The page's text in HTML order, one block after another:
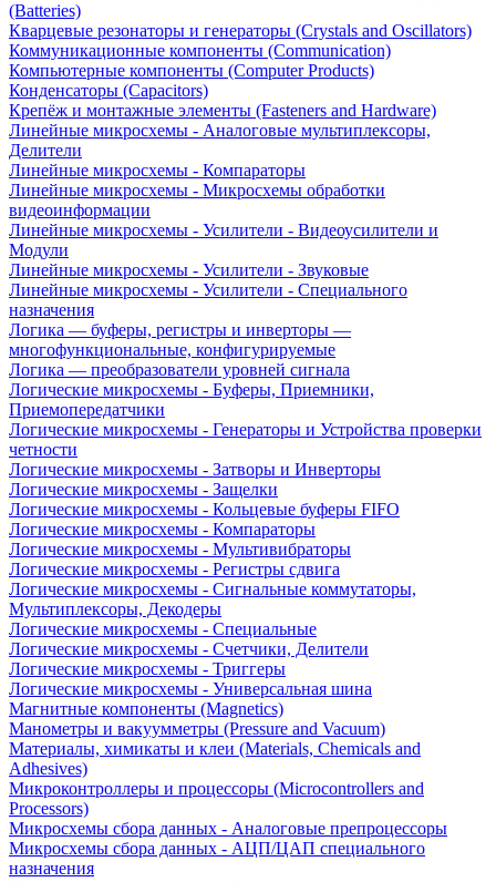
(Batteries)
Кварцевые резонаторы и генераторы (Crystals and Oscillators)
Коммуникационные компоненты (Communication)
Компьютерные компоненты (Computer Products)
Конденсаторы (Capacitors)
Крепёж и монтажные элементы (Fasteners and Hardware)
Линейные микросхемы - Аналоговые мультиплексоры,
Делители
Линейные микросхемы - Компараторы
Линейные микросхемы - Микросхемы обработки
видеоинформации
Линейные микросхемы - Усилители - Видеоусилители и
Модули
Линейные микросхемы - Усилители - Звуковые
Линейные микросхемы - Усилители - Специального
назначения
Логика — буферы, регистры и инверторы —
многофункциональные, конфигурируемые
Логика — преобразователи уровней сигнала
Логические микросхемы - Буферы, Приемники,
Приемопередатчики
Логические микросхемы - Генераторы и Устройства проверки
четности
Логические микросхемы - Затворы и Инверторы
Логические микросхемы - Защелки
Логические микросхемы - Кольцевые буферы FIFO
Логические микросхемы - Компараторы
Логические микросхемы - Мультивибраторы
Логические микросхемы - Регистры сдвига
Логические микросхемы - Сигнальные коммутаторы,
Мультиплексоры, Декодеры
Логические микросхемы - Специальные
Логические микросхемы - Счетчики, Делители
Логические микросхемы - Триггеры
Логические микросхемы - Универсальная шина
Магнитные компоненты (Magnetics)
Манометры и вакуумметры (Pressure and Vacuum)
Материалы, химикаты и клеи (Materials, Chemicals and
Adhesives)
Микроконтроллеры и процессоры (Microcontrollers and
Processors)
Микросхемы сбора данных - Аналоговые препроцессоры
Микросхемы сбора данных - АЦП/ЦАП специального
назначения